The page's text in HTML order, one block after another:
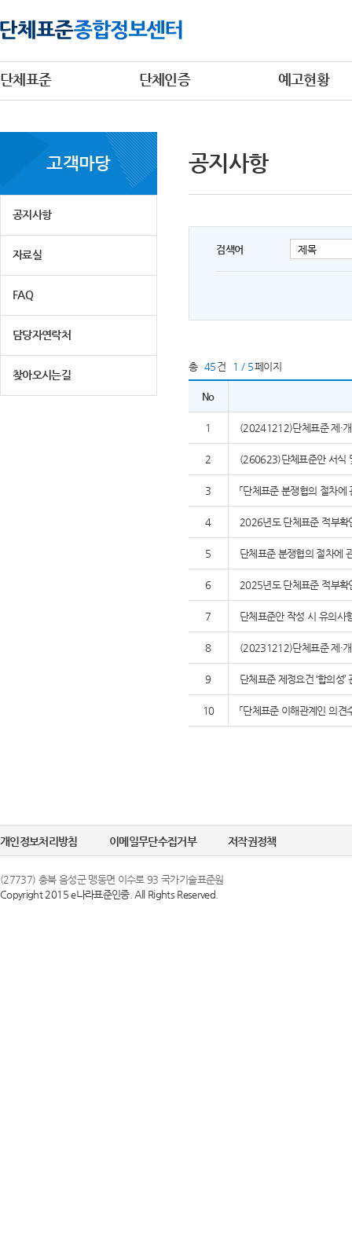
단체표준 단체인증 예고현황
고객마당
공지사항
자료실
FAQ
담당자연락처
찾아오시는길
공지사항
검색어
총 45 건 1 / 5페이지
No
1 (20241212)단체표준 제·
2 (260623)단체표준안 서식
3 「단체표준 분쟁협의 절차에
4 2026년도 단체표준 적부확
5 단체표준 분쟁협의 절차에
6 2025년도 단체표준 적부확
7 단체표준안 작성 시 유의사
8 (20231212)단체표준 제·
9 단체표준 제정요건 ‘합의성
10 「단체표준 이해관계인 의
개인정보처리방침 이메일무단수집거부 저작권정책
(27737) 충북 음성군 맹동면 이수로 93 국가기술표준원
Copyright 2015 e나라표준인증. All Rights Reserved.